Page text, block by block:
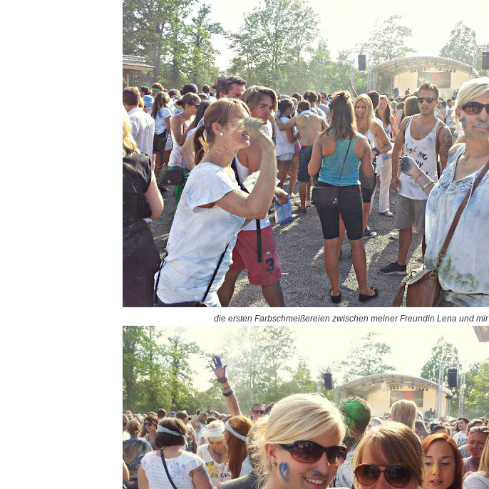
die ersten Farbschmeißereien zwischen meiner Freundin Lena und mir